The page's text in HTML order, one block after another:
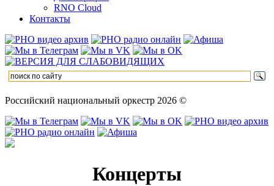
RNO Cloud
Контакты
Российский национальный оркестр 2026 ©
Концерты